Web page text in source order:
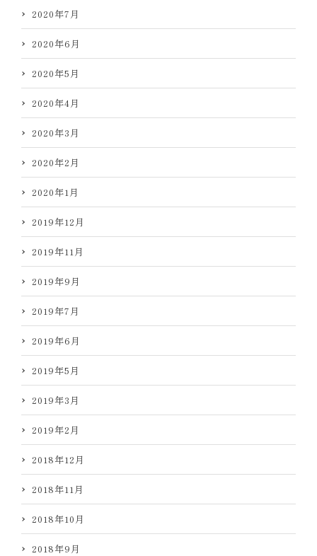
2020年7月
2020年6月
2020年5月
2020年4月
2020年3月
2020年2月
2020年1月
2019年12月
2019年11月
2019年9月
2019年7月
2019年6月
2019年5月
2019年3月
2019年2月
2018年12月
2018年11月
2018年10月
2018年9月